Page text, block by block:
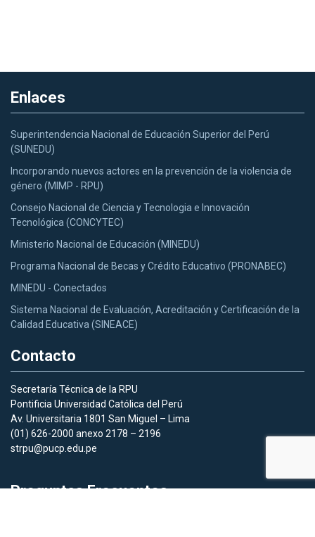
Enlaces
Superintendencia Nacional de Educación Superior del Perú
(SUNEDU)
Incorporando nuevos actores en la prevención de la violencia de
género (MIMP - RPU)
Consejo Nacional de Ciencia y Tecnologia e Innovación
Tecnológica (CONCYTEC)
Ministerio Nacional de Educación (MINEDU)
Programa Nacional de Becas y Crédito Educativo (PRONABEC)
MINEDU - Conectados
Sistema Nacional de Evaluación, Acreditación y Certificación de la
Calidad Educativa (SINEACE)
Contacto
Secretaría Técnica de la RPU
Pontificia Universidad Católica del Perú
Av. Universitaria 1801 San Miguel – Lima
(01) 626-2000 anexo 2178 – 2196
strpu@pucp.edu.pe
Preguntas Frecuentes